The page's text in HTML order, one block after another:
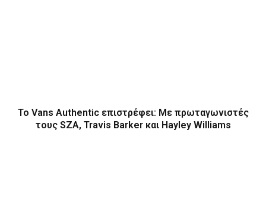
Το Vans Authentic επιστρέφει: Με πρωταγωνιστές
τους SZA, Travis Barker και Hayley Williams